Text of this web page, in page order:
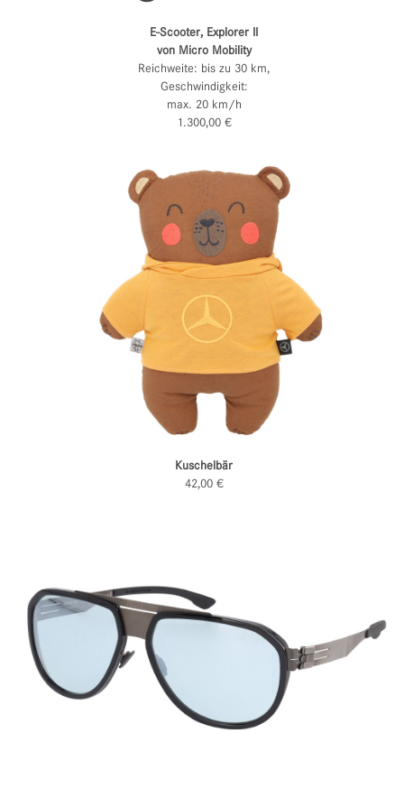
E-Scooter, Explorer II
von Micro Mobility
Reichweite: bis zu 30 km,
Geschwindigkeit:
max. 20 km/h
1.300,00 €
Kuschelbär
42,00 €